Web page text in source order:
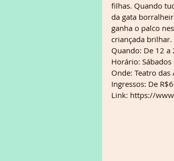
filhas. Quando
da gata
ganha o palco
criançada brilhar.
Quando: De 12 a
Horário:
Onde: Teatro
Ingressos: De
Link: https://